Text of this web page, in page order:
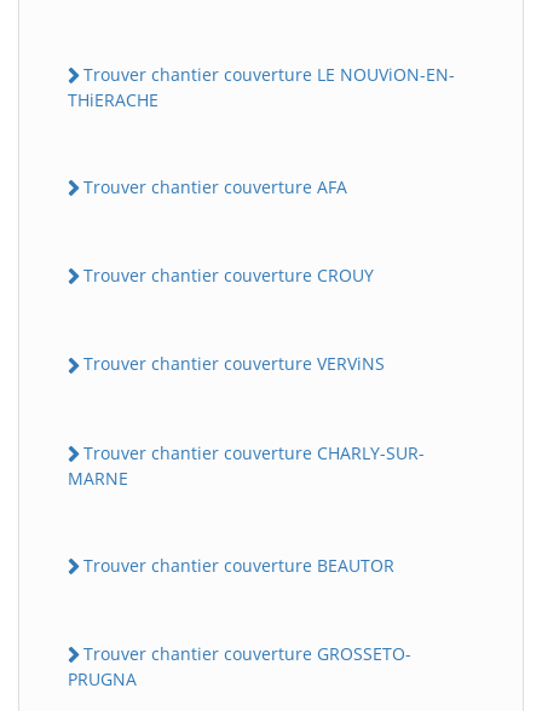
Trouver chantier couverture LE NOUViON-EN-
THiERACHE
Trouver chantier couverture AFA
Trouver chantier couverture CROUY
Trouver chantier couverture VERViNS
Trouver chantier couverture CHARLY-SUR-
MARNE
Trouver chantier couverture BEAUTOR
Trouver chantier couverture GROSSETO-
PRUGNA